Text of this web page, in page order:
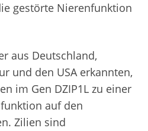
gestörte Nierenfunktion
aus Deutschland,
und den USA erkannten,
im Gen DZIP1L zu einer
auf den
Zilien sind